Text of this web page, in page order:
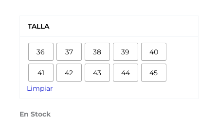
TALLA
36 37 38 39 40
41 42 43 44 45
Limpiar
En Stock
RETRO
HIGH
OG
RED'